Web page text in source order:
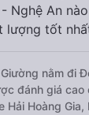
Nghệ An
lượng tốt
nằm đi
đánh giá
Hải Hoàng